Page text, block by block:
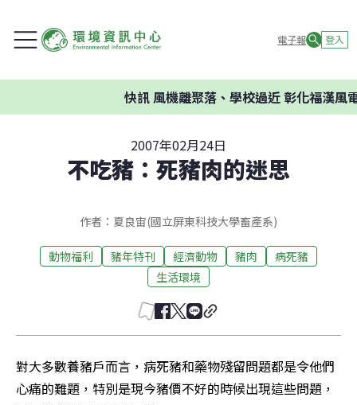
電子報 登入
快訊風機離聚落、學校過近 彰化福漢風電
2007年02月24日
不吃豬：死豬肉的迷思
作者：夏良宙(國立屏東科技大學畜產系)
動物福利 豬年特刊 經濟動物 豬肉
病死豬
生活環境
對大多數養豬戶而言，病死豬和藥物殘留問題都是令他們
心痛的難題，特別是現今豬價不好的時候出現這些問題，